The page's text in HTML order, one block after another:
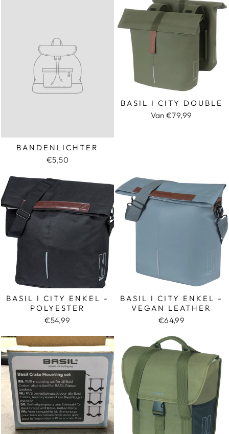
BANDENLICHTER
€5,50
BASIL I CITY DOUBLE
Van €79,99
BASIL I CITY ENKEL -
POLYESTER
€54,99
BASIL I CITY ENKEL -
VEGAN LEATHER
€64,99